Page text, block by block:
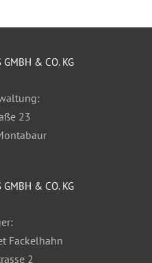
GMBH & CO. KG
23
GMBH & CO. KG
Fackelhahn
2